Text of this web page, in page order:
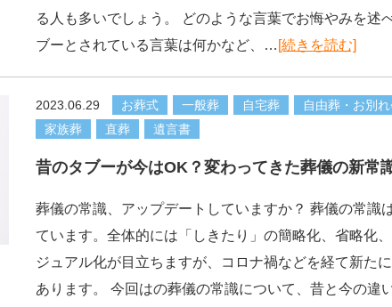
る人も多いでしょう。 どのような言葉でお悔やみを述
ブーとされている言葉は何かなど、… [続きを読む]
2023.06.29 お葬式 一般葬 自宅葬 自由葬・お別れ
家族葬
直葬 遺言書
昔のタブーが今はOK？変わってきた葬儀の新常
葬儀の常識、アップデートしていますか？ 葬儀の常識
ています。全体的には「しきたり」の簡略化、省略化
ジュアル化が目立ちますが、コロナ禍などを経て新た
あります。 今回はの葬儀の常識について、昔と今の違